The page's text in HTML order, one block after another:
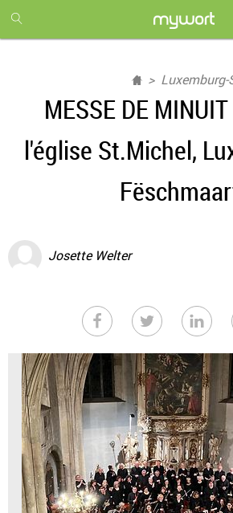
month
free
MESSE DE
l'église St.Michel,
Josette Welter